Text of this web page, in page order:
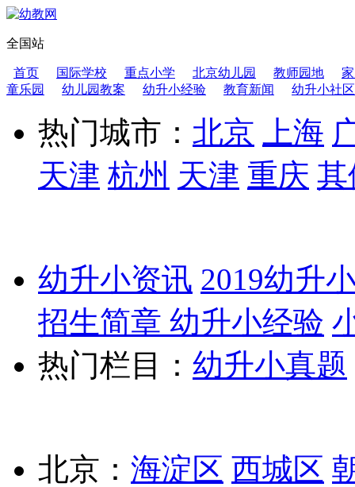
全国站
首页 国际学校 重点小学 北京幼儿园 教师园地
童乐园
幼儿园教案 幼升小经验 教育新闻 幼升小社区
热门城市： 北京 上海
天津 杭州 天津 重庆 其
幼升小资讯 2019幼升
招生简章 幼升小经验
热门栏目： 幼升小真题
北京： 海淀区 西城区